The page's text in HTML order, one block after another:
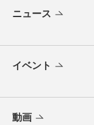
ニュース
イベント
動画